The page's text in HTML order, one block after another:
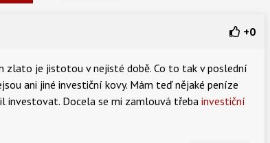
+0
zlato je jistotou v nejisté době. Co to tak v poslední
ani jiné investiční kovy. Mám teď nějaké peníze
investovat. Docela se mi zamlouvá třeba investiční